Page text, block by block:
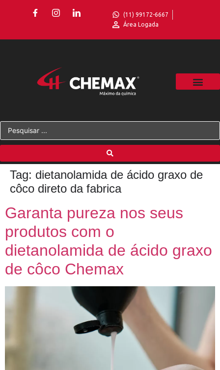
(11) 99172-6667
Área Logada
Tag: dietanolamida de ácido graxo de
côco direto da fabrica
Garanta pureza nos seus
produtos com o
dietanolamida de ácido graxo
de côco Chemax